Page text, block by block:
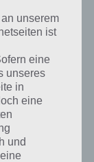
unserem
ist
eine
unseres
in
eine
und